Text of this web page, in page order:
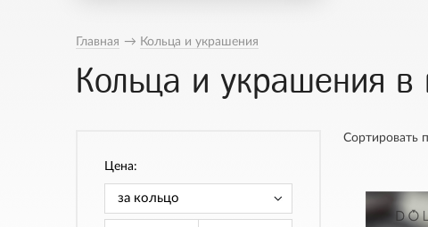
Главная → Кольца и украшения
Кольца и украшения в
Цена:
Сортировать